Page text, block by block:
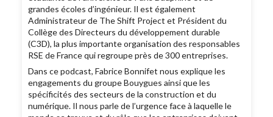
grandes écoles d’ingénieur. Il est également
Administrateur de The Shift Project et Président du
Collège des Directeurs du développement durable
(C3D), la plus importante organisation des responsables
RSE de France qui regroupe près de 300 entreprises.
Dans ce podcast, Fabrice Bonnifet nous explique les
engagements du groupe Bouygues ainsi que les
spécificités des secteurs de la construction et du
numérique. Il nous parle de l’urgence face à laquelle le